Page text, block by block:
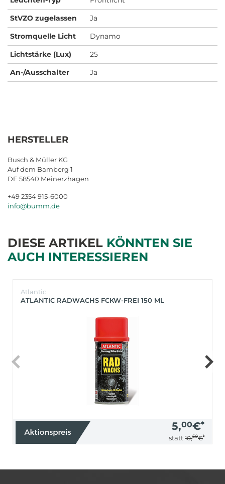
StVZO zugelassen
Ja
Stromquelle Licht
Dynamo
Lichtstärke (Lux)
25
An-/Ausschalter
Ja
HERSTELLER
Busch & Müller KG
Auf dem Bamberg 1
DE 58540 Meinerzhagen
+49 2354 915-6000
info@bumm.de
DIESE ARTIKEL KÖNNTEN SIE
AUCH INTERESSIEREN
Atlantic
ATLANTIC RADWACHS FCKW-FREI 150 ML
5,00€*
statt 10,50€*